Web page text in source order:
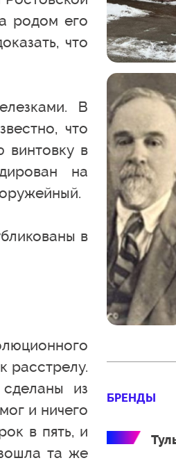
родом его
что
В
что
винтовку в
на
в
расстрелу.
из
и ничего
в пять, и
та же
БРЕНДЫ